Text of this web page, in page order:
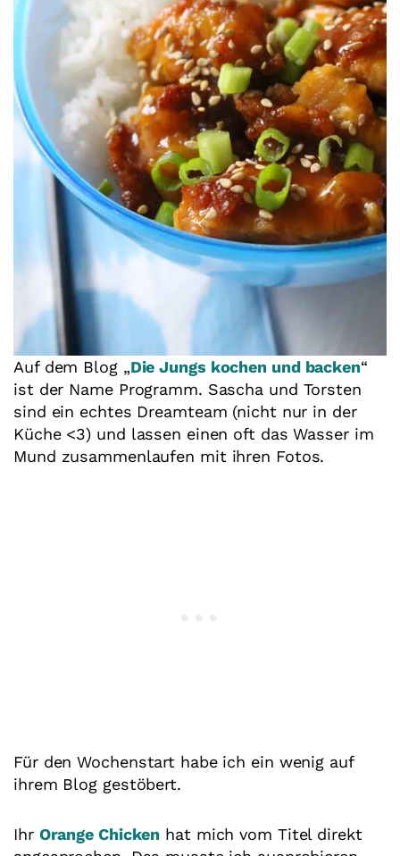
Auf dem Blog „Die Jungs kochen und backen“
ist der Name Programm. Sascha und Torsten
sind ein echtes Dreamteam (nicht nur in der
Küche <3) und lassen einen oft das Wasser im
Mund zusammenlaufen mit ihren Fotos.
Für den Wochenstart habe ich ein wenig auf
ihrem Blog gestöbert.
Ihr Orange Chicken hat mich vom Titel direkt